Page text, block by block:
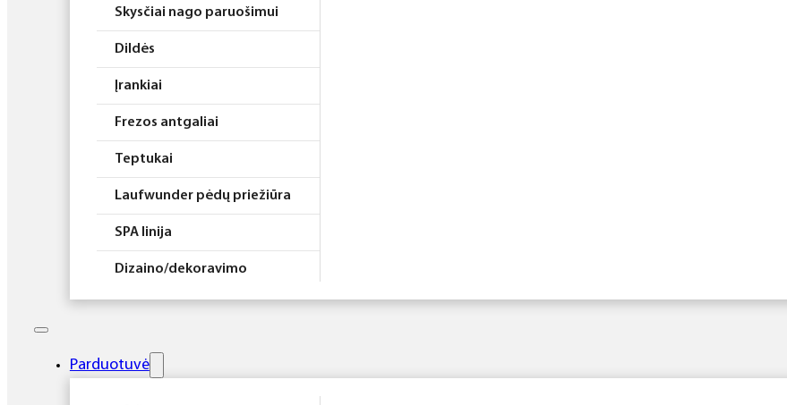
Skysčiai nago paruošimui
Dildės
Įrankiai
Frezos antgaliai
Teptukai
Laufwunder pėdų priežiūra
SPA linija
Dizaino/dekoravimo
Higiena
Parduotuvė